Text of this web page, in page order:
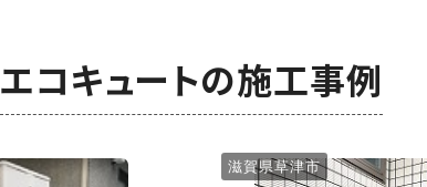
エコキュートの施工事例
滋賀県草津市